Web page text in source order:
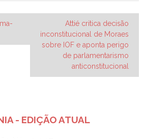
Attié critica decisão
inconstitucional de Moraes
sobre IOF e aponta perigo
de parlamentarismo
anticonstitucional
- EDIÇÃO ATUAL